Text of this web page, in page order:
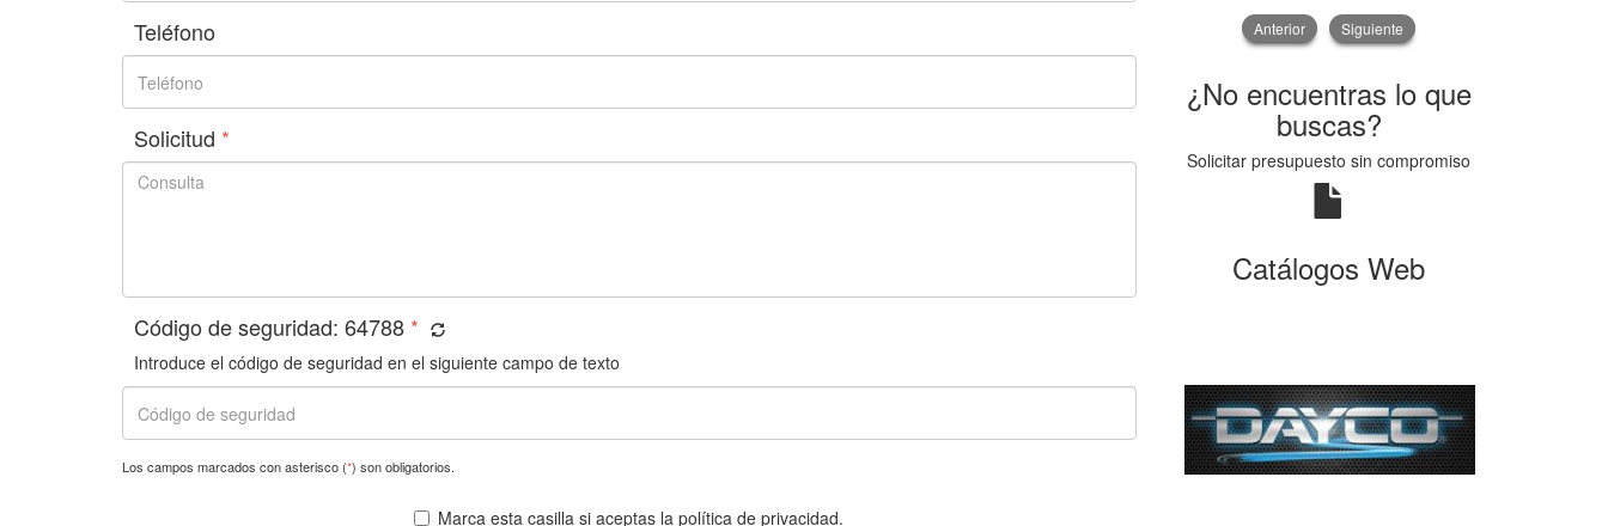
Teléfono
Solicitud *
Código de seguridad: 64788 *
Introduce el código de seguridad en el siguiente campo de texto
Los campos marcados con asterisco (*) son obligatorios.
Marca esta casilla si aceptas lapolítica de privacidad.
Anterior Siguiente
¿No encuentras lo que
buscas?
Solicitar presupuesto sin compromiso
Catálogos Web